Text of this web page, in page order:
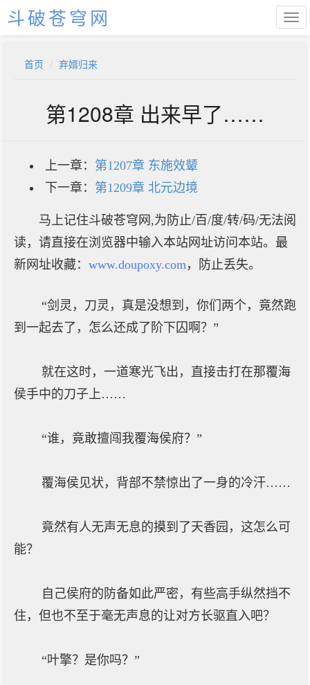
斗破苍穹网
首页 弃婿归来
第1208章 出来早了……
上一章： 第1207章 东施效颦
下一章： 第1209章 北元边境
马上记住斗破苍穹网,为防止/百/度/转/码/无法阅
读，请直接在浏览器中输入本站网址访问本站。最
新网址收藏： www.doupoxy.com，防止丢失。
“剑灵，刀灵，真是没想到，你们两个，竟然跑
到一起去了，怎么还成了阶下囚啊？”
就在这时，一道寒光飞出，直接击打在那覆海
侯手中的刀子上……
“谁，竟敢擅闯我覆海侯府？”
覆海侯见状，背部不禁惊出了一身的冷汗……
竟然有人无声无息的摸到了天香园，这怎么可
能？
自己侯府的防备如此严密，有些高手纵然挡不
住，但也不至于毫无声息的让对方长驱直入吧？
“叶擎？是你吗？”